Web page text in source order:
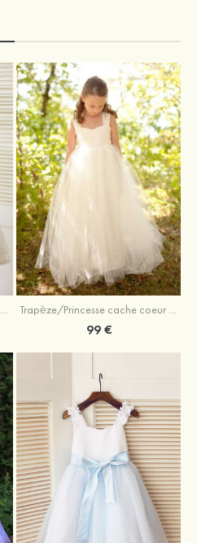
Trapèze/Princesse scoop dentelle longueur genou robe de fille de fleur Trapèze/Princesse cache coeur longueur ras du sol tulle robe de fille de fleur avec ceintures
99 €